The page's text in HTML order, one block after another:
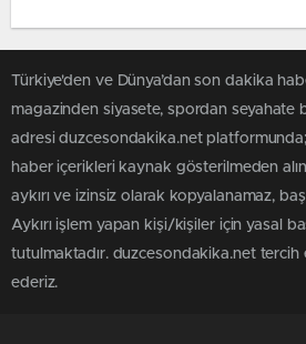
Türkiye'den ve Dünya’dan son dakika
magazinden siyasete, spordan seyahate
adresi duzcesondakika.net
haber içerikleri kaynak gösterilmeden
aykırı ve izinsiz olarak kopyalanamaz,
Aykırı işlem yapan kişi/kişiler için yasal
tutulmaktadır. duzcesondakika.net
ederiz.